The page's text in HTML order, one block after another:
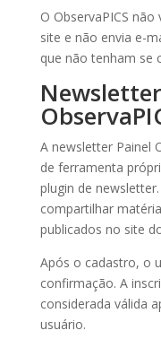
O ObservaPICS
site e não envia e-
que não tenham se
A newsletter Painel
de ferramenta
plugin de
compartilhar
publicados no site
Após o cadastro, o
confirmação. A
considerada válida
usuário.